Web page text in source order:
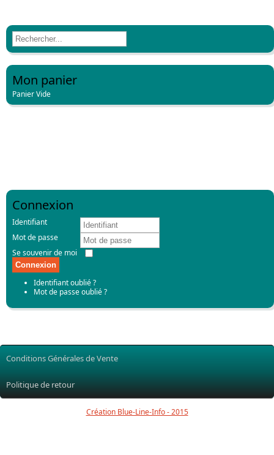
Mon panier
Panier Vide
Connexion
Identifiant
Mot de passe
Se souvenir de moi
Connexion
Identifiant oublié ?
Mot de passe oublié ?
Conditions Générales de Vente
Politique de retour
Création Blue-Line-Info - 2015